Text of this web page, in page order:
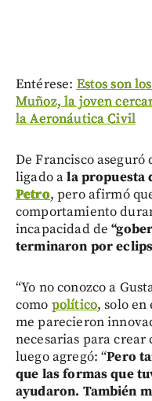
Entérese: Estos son
Muñoz, la joven
la Aeronáutica Civil
De Francisco
ligado ala propuesta
Petro, pero afirmó
comportamiento
incapacidad de
terminaron por
“Yo no conozco a
como político, solo en
me parecieron
necesarias para crear
luego agregó: “Pero
que las formas que
ayudaron. También